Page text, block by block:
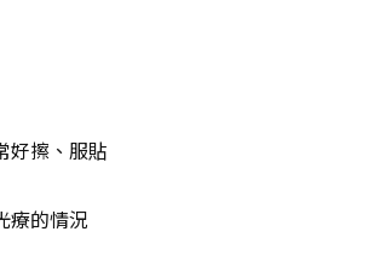
好擦、服貼
療的情況